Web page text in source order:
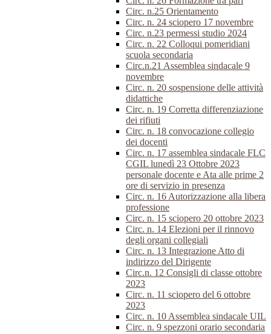
Circ. n.25 Orientamento
Circ. n. 24 sciopero 17 novembre
Circ. n.23 permessi studio 2024
Circ. n. 22 Colloqui pomeridiani
scuola secondaria
Circ.n.21 Assemblea sindacale 9
novembre
Circ. n. 20 sospensione delle attività
didattiche
Circ. n. 19 Corretta differenziazione
dei rifiuti
Circ. n. 18 convocazione collegio
dei docenti
Circ. n. 17 assemblea sindacale FLC
CGIL lunedì 23 Ottobre 2023
personale docente e Ata alle prime 2
ore di servizio in presenza
Circ. n. 16 Autorizzazione alla libera
professione
Circ. n. 15 sciopero 20 ottobre 2023
Circ. n. 14 Elezioni per il rinnovo
degli organi collegiali
Circ. n. 13 Integrazione Atto di
indirizzo del Dirigente
Circ.n. 12 Consigli di classe ottobre
2023
Circ. n. 11 sciopero del 6 ottobre
2023
Circ. n. 10 Assemblea sindacale UIL
Circ. n. 9 spezzoni orario secondaria